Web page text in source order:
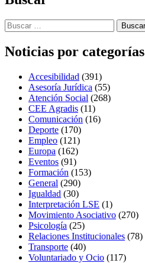
back
main
Buscar:
Noticias por categorías
Accesibilidad (391)
Asesoría Jurídica (55)
Atención Social (268)
CEE Agradis (11)
Comunicación (16)
Deporte (170)
Empleo (121)
Europa (162)
Eventos (91)
Formación (153)
General (290)
Igualdad (30)
Interpretación LSE (1)
Movimiento Asociativo (270)
Psicología (25)
Relaciones Institucionales (78)
Transporte (40)
Voluntariado y Ocio (117)